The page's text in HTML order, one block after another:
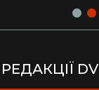
DV